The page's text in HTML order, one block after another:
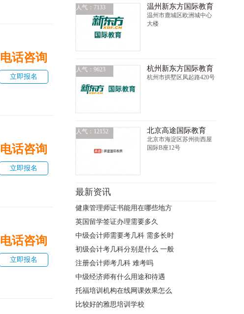
电话咨询
立即报名
电话咨询
立即报名
电话咨询
立即报名
人气：7133 温州新东方国际教育
温州市鹿城区欧洲城中心
大楼
人气：9623 杭州新东方国际教育
杭州市拱墅区凤起路420号
人气：12152 北京高途国际教育
北京市海淀区苏州街西屋
国际B座12号
最新资讯
健康管理师证书能用在哪些地方
英国留学签证办理需要多久
中级会计师需要考几科 需多长时
初级会计考几科分别是什么 一般
注册会计师考几科 难考吗
中级经济师有什么用途和待遇
托福培训机构在线网课效果怎么
比较好的雅思培训学校